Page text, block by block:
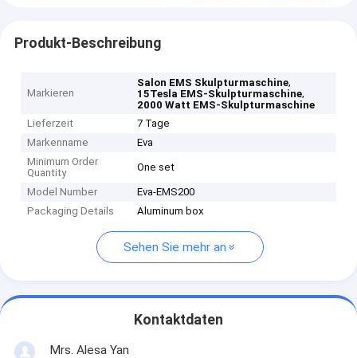
Produkt-Beschreibung
Markieren
Salon EMS Skulpturmaschine,
15Tesla EMS-Skulpturmaschine,
2000 Watt EMS-Skulpturmaschine
Lieferzeit
7 Tage
Markenname
Eva
Minimum Order
Quantity
One set
Model Number
Eva-EMS200
Packaging Details
Aluminum box
Sehen Sie mehr an
Kontaktdaten
Mrs. Alesa Yan